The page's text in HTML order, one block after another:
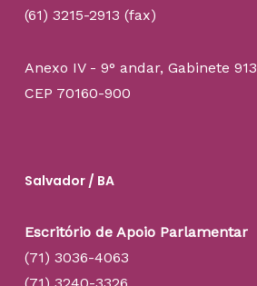
(61) 3215-2913 (fax)
Anexo IV - 9° andar, Gabinete 913
CEP 70160-900
Salvador / BA
Escritório de Apoio Parlamentar
(71) 3036-4063